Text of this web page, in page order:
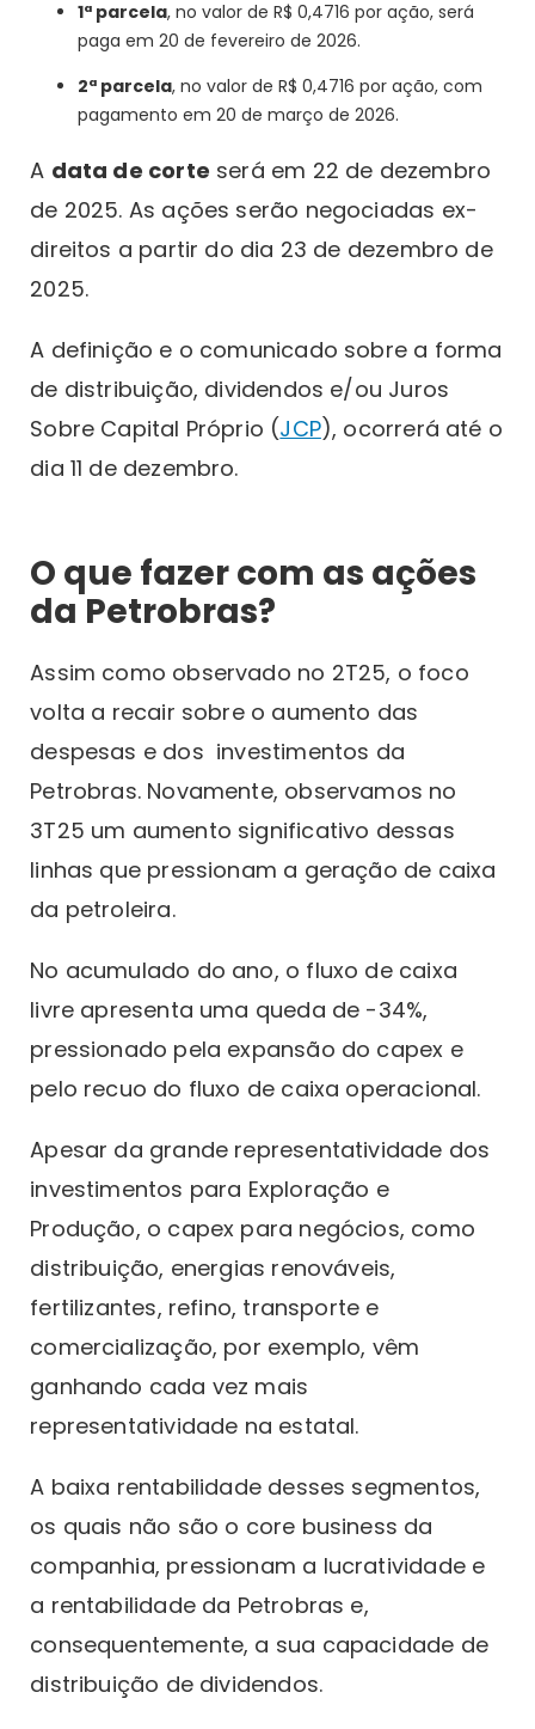
1ª parcela, no valor de R$ 0,4716 por ação, será
paga em 20 de fevereiro de 2026.
2ª parcela, no valor de R$ 0,4716 por ação, com
pagamento em 20 de março de 2026.
A data de corte será em 22 de dezembro
de 2025. As ações serão negociadas ex-
direitos a partir do dia 23 de dezembro de
2025.
A definição e o comunicado sobre a forma
de distribuição, dividendos e/ou Juros
Sobre Capital Próprio (JCP), ocorrerá até o
dia 11 de dezembro.
O que fazer com as ações
da Petrobras?
Assim como observado no 2T25, o foco
volta a recair sobre o aumento das
despesas e dos investimentos da
Petrobras. Novamente, observamos no
3T25 um aumento significativo dessas
linhas que pressionam a geração de caixa
da petroleira.
No acumulado do ano, o fluxo de caixa
livre apresenta uma queda de -34%,
pressionado pela expansão do capex e
pelo recuo do fluxo de caixa operacional.
Apesar da grande representatividade dos
investimentos para Exploração e
Produção, o capex para negócios, como
distribuição, energias renováveis,
fertilizantes, refino, transporte e
comercialização, por exemplo, vêm
ganhando cada vez mais
representatividade na estatal.
A baixa rentabilidade desses segmentos,
os quais não são o core business da
companhia, pressionam a lucratividade e
a rentabilidade da Petrobras e,
consequentemente, a sua capacidade de
distribuição de dividendos.